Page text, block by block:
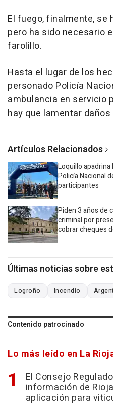
El fuego, finalmente, se
pero ha sido necesario
farolillo.
Hasta el lugar de los
personado Policía
ambulancia en servicio
hay que lamentar
Artículos Relacionados
Loquillo apadrina
Policía Nacional
participantes
Piden 3 años de
criminal por
cobrar cheques
Últimas noticias sobre
Logroño Incendio
Contenido patrocinado
Lo más leído en La
El Consejo
información de
aplicación para